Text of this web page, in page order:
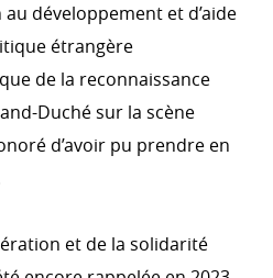
chiffres
privé, Digital4Development
développement et d’aide
étrangère
de la reconnaissance
Duché sur la scène
d’avoir pu prendre en
et de la solidarité